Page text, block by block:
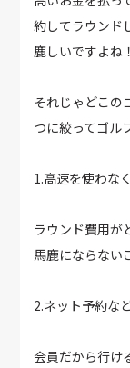
約してラウン
鹿しいですよね
それじゃどこの
つに絞ってゴル
1.高速を使わな
ラウンド費用が
馬鹿にならない
2.ネット予約な
会員だから行け